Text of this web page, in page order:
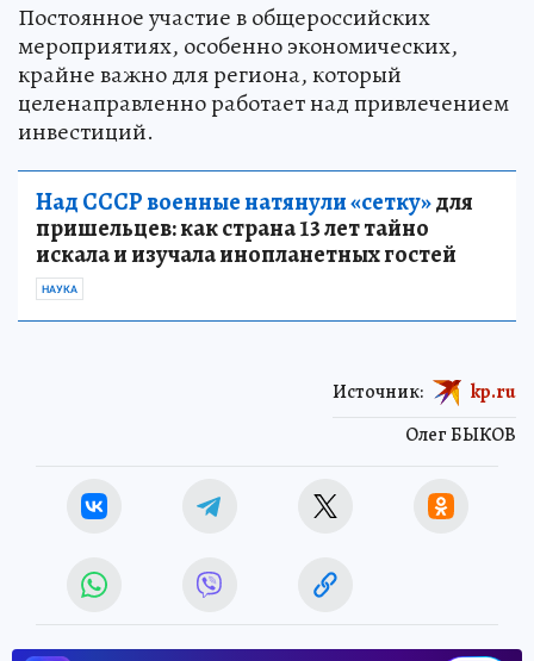
Постоянное участие в общероссийских
мероприятиях, особенно экономических,
крайне важно для региона, который
целенаправленно работает над привлечением
инвестиций.
Над СССР военные натянули «сетку»для
пришельцев: как страна 13 лет тайно
искала и изучала инопланетных гостей
НАУКА
Олег БЫКОВ
Источник: kp.ru